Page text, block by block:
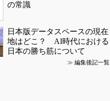
の常識
日本版データスペースの現在
地はどこ？ AI時代における
日本の勝ち筋について
≫ 編集後記一覧